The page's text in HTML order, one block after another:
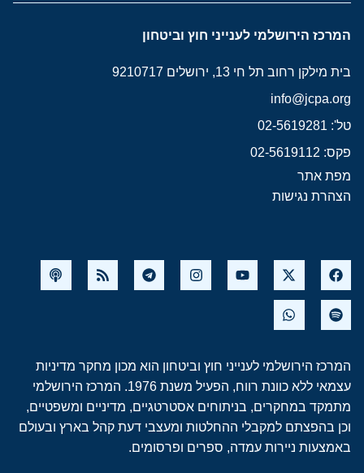
המרכז הירושלמי לענייני חוץ וביטחון
בית מילקן רחוב תל חי 13, ירושלים 9210717
info@jcpa.org
טל': 02-5619281
פקס: 02-5619112
מפת אתר
הצהרת נגישות
המרכז הירושלמי לענייני חוץ וביטחון הוא מכון מחקר מדיניות
עצמאי ללא כוונת רווח, הפעיל משנת 1976. המרכז הירושלמי
מתמקד במחקרים, בניתוחים אסטרטגיים, מדיניים ומשפטיים,
וכן בהפצתם למקבלי ההחלטות ומעצבי דעת קהל בארץ ובעולם
באמצעות ניירות עמדה, ספרים ופרסומים.